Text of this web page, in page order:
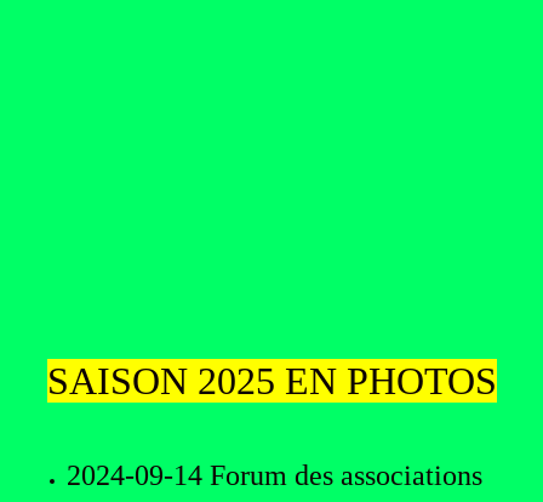
SAISON 2025 EN PHOTOS
2024-09-14 Forum des associations